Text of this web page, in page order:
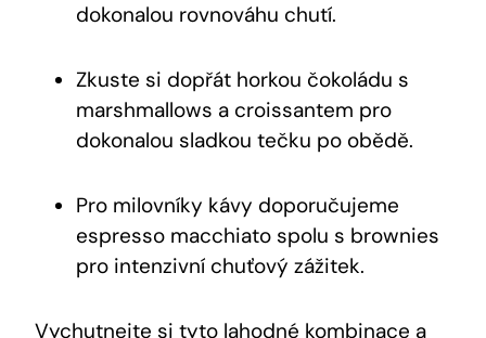
dokonalou rovnováhu chutí.
Zkuste si dopřát horkou čokoládu s
marshmallows a croissantem pro
dokonalou sladkou tečku po obědě.
Pro milovníky kávy doporučujeme
espresso macchiato spolu s brownies
pro intenzivní chuťový zážitek.
Vychutnejte si tyto lahodné kombinace a